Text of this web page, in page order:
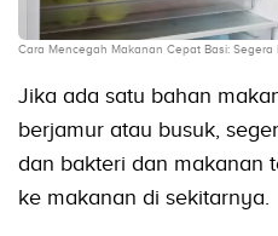
Cara Mencegah Makanan Cepat Basi:
Jika ada satu bahan
berjamur atau busuk,
dan bakteri dan makanan
ke makanan di sekitarnya.